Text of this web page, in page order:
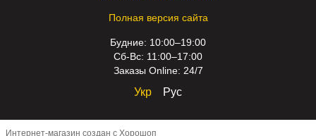
Полная версия сайта
Будние: 10:00–19:00
Сб-Вс: 11:00–17:00
Заказы Online: 24/7
Укр Рус
Интернет-магазин создан с Хорошоп